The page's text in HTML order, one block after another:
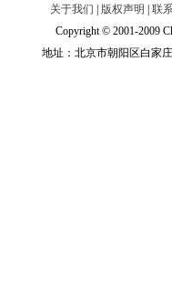
关于我们 版权声明
联
Copyright © 2001-2009
地址：北京市朝阳区白家